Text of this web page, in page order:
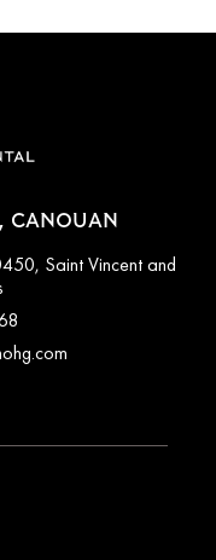
CANOUAN
Saint Vincent and